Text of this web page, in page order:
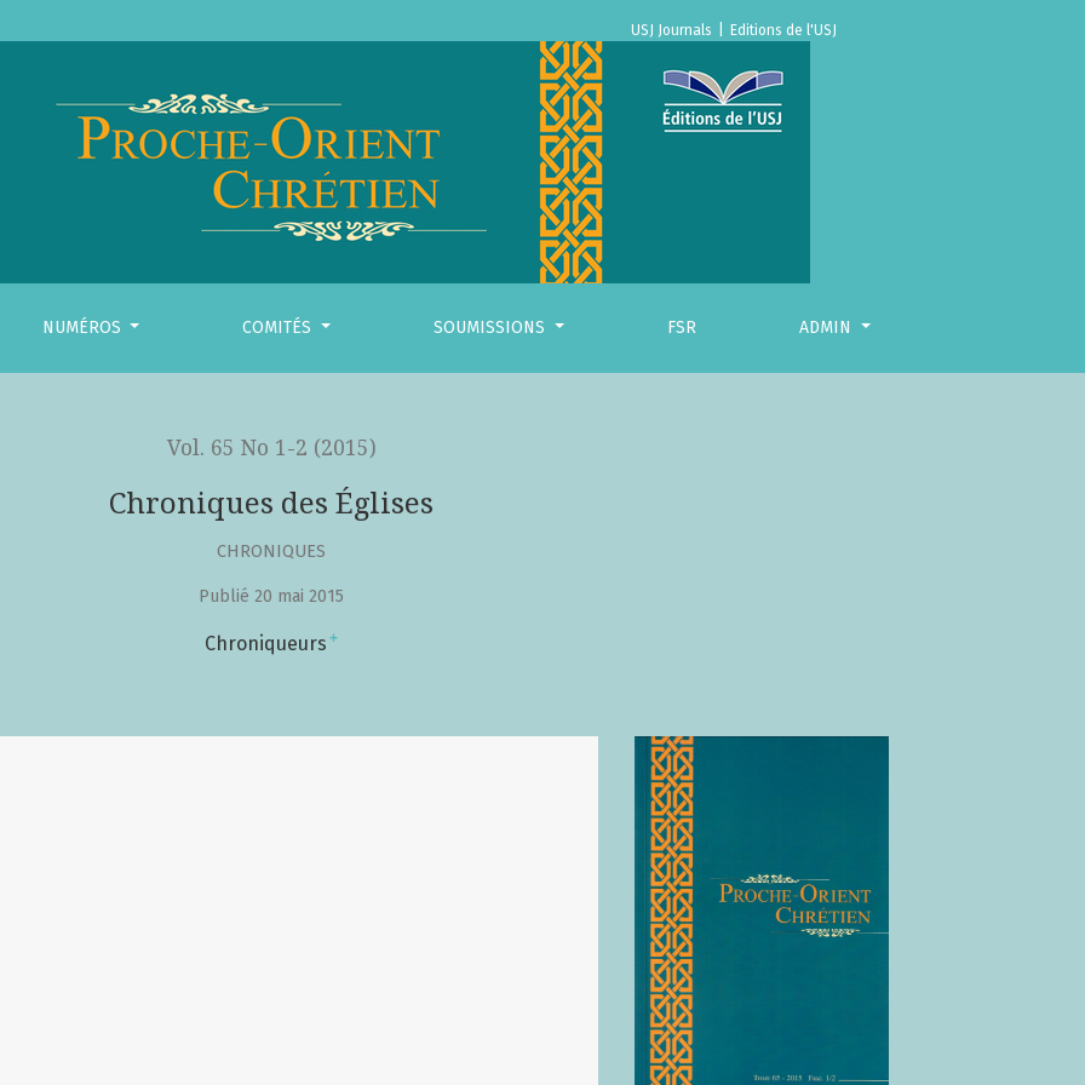
USJ Journals Editions de l'USJ
NUMÉROS COMITÉS SOUMISSIONS FSR ADMIN
Vol. 65 No 1-2 (2015)
Chroniques des Églises
CHRONIQUES
Publié 20 mai 2015
Chroniqueurs +